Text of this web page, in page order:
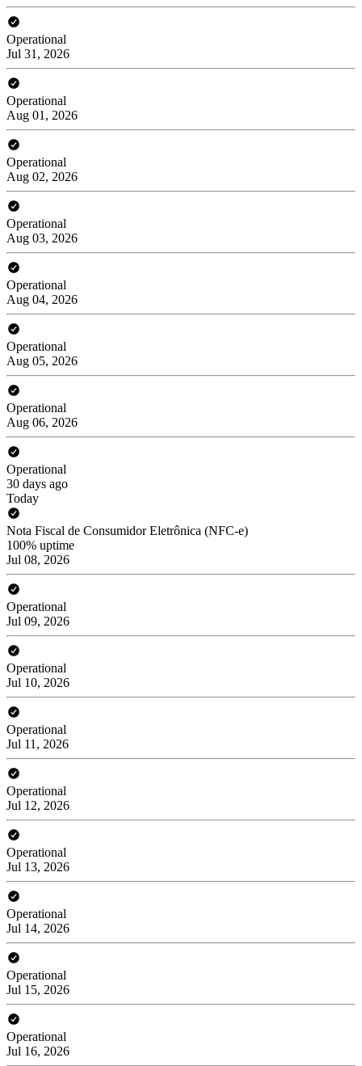
Operational
Jul 31, 2026
Operational
Aug 01, 2026
Operational
Aug 02, 2026
Operational
Aug 03, 2026
Operational
Aug 04, 2026
Operational
Aug 05, 2026
Operational
Aug 06, 2026
Operational
30 days ago
Today
Nota Fiscal de Consumidor Eletrônica (NFC-e)
100% uptime
Jul 08, 2026
Operational
Jul 09, 2026
Operational
Jul 10, 2026
Operational
Jul 11, 2026
Operational
Jul 12, 2026
Operational
Jul 13, 2026
Operational
Jul 14, 2026
Operational
Jul 15, 2026
Operational
Jul 16, 2026